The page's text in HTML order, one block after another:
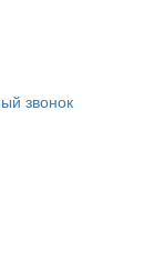
звонок